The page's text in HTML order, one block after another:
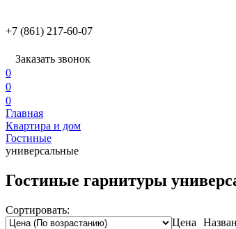
+7 (861) 217-60-07
Заказать звонок
0
0
0
Главная
Квартира и дом
Гостиные
универсальные
Гостиные гарнитуры
Сортировать:
Цена